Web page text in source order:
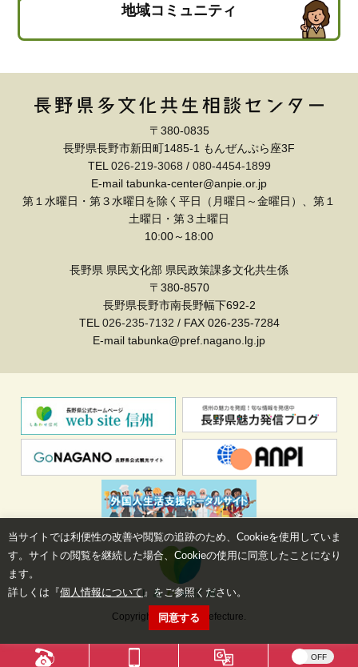
地域コミュニティ
〒380-0835
長野県長野市新田町1485-1 もんぜんぷら座3F
TEL026-219-3068 / 080-4454-1899
E-mail tabunka-center@anpie.or.jp
第１水曜日・第３水曜日を除く平日（月曜日～金曜日）、第１
土曜日・第３土曜日
10:00～18:00
長野県 県民文化部 県民政策課多文化共生係
〒380-8570
長野県長野市南長野幅下692-2
TEL026-235-7132 / FAX 026-235-7284
E-mail tabunka@pref.nagano.lg.jp
Copyright©Nagano Prefecture.
当サイトでは利便性の改善や閲覧の追跡のため、Cookieを使用していま
す。サイトの閲覧を継続した場合、Cookieの使用に同意したことになり
ます。
詳しくは『個人情報について』をご参照ください。
同意する